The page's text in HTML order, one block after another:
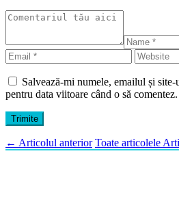
Salvează-mi numele, emailul și
pentru data viitoare când o să comentez.
← Articolul anterior Toate articolele